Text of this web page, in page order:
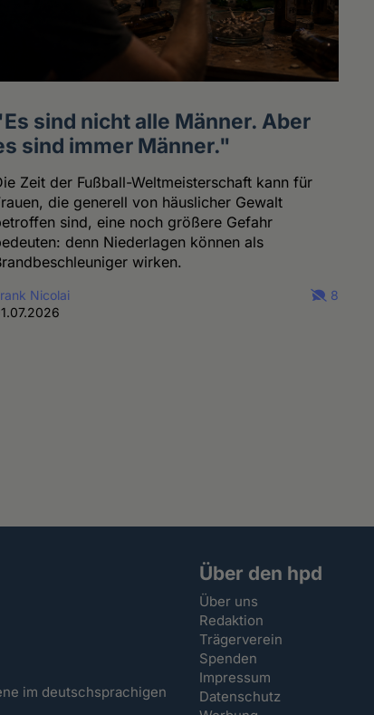
sind nicht alle Männer. Aber
sind immer Männer."
Zeit der Fußball-Weltmeisterschaft kann für
die generell von häuslicher Gewalt
sind, eine noch größere Gefahr
denn Niederlagen können als
wirken.
Nicolai
8
im deutschsprachigen
Über den hpd
Über uns
Redaktion
Trägerverein
Spenden
Impressum
Datenschutz